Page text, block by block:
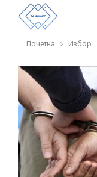
Почетна Избор